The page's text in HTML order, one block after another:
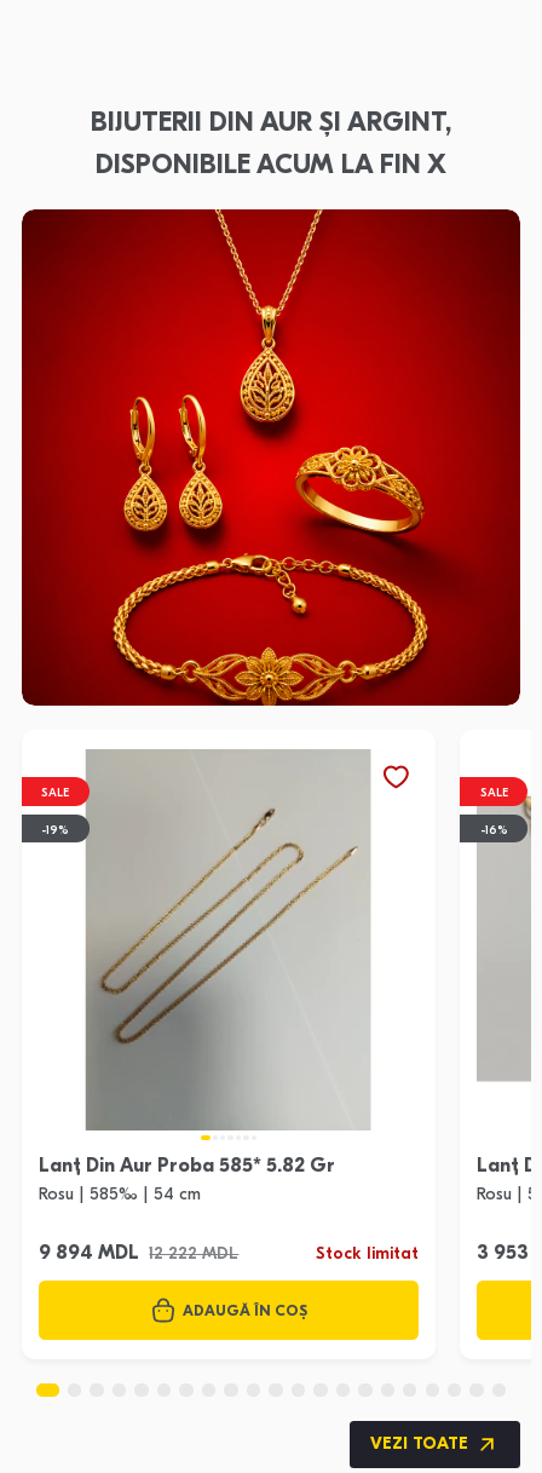
BIJUTERII DIN AUR ȘI ARGINT,
DISPONIBILE ACUM LA FIN X
SALE
-19%
Lanț Din Aur Proba 585* 5.82 Gr
Rosu | 585‰ | 54 cm
9 894 MDL 12 222 MDL Stock limitat
ADAUGĂ ÎN COȘ
SALE
-16%
Lanț
Rosu |
3 953
VEZI TOATE